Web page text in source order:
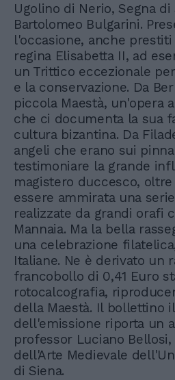
Ugolino di Nerio, Segna
Bartolomeo Bulgarini.
l'occasione, anche
regina Elisabetta II, ad
un Trittico eccezionale
e la conservazione. Da
piccola Maestà, un'opera
che ci documenta la sua
cultura bizantina. Da
angeli che erano sui
testimoniare la grande
magistero duccesco,
essere ammirata una
realizzate da grandi orafi
Mannaia. Ma la bella
una celebrazione
Italiane. Ne è derivato un
francobollo di 0,41 Euro
rotocalcografia,
della Maestà. Il bollettino
dell'emissione riporta un
professor Luciano
dell'Arte Medievale
di Siena.